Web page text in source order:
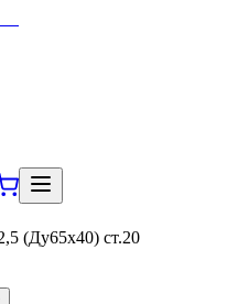
(Ду65х40) ст.20